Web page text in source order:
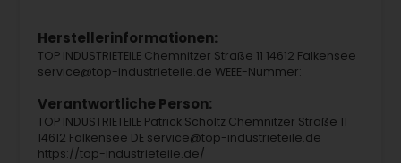
Herstellerinformationen:
TOP INDUSTRIETEILE Chemnitzer Straße 11 14612 Falkensee
service@top-industrieteile.de WEEE-Nummer:
Verantwortliche Person:
TOP INDUSTRIETEILE Patrick Scholtz Chemnitzer Straße 11
14612 Falkensee DE service@top-industrieteile.de
https://top-industrieteile.de/